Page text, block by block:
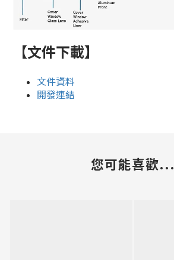
【文件下載】
文件資料
開發連結
您可能喜歡...